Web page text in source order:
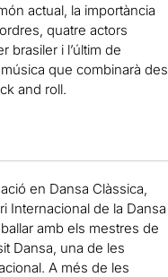
actual, la importància
quatre actors
brasiler i l’últim de
que combinarà des
and roll.
en Dansa Clàssica,
Internacional de la Dansa
amb els mestres de
Dansa, una de les
A més de les